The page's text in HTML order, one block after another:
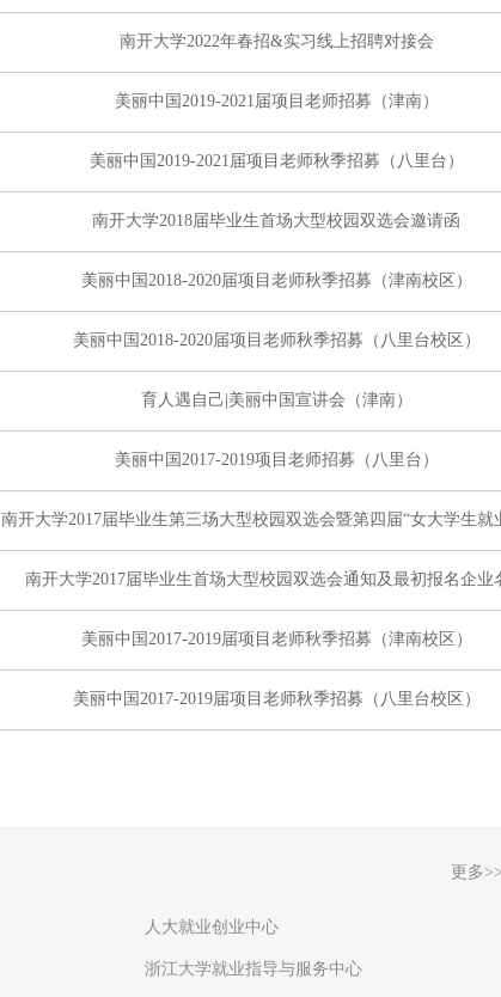
南开大学2022年春招&实习线上招聘对接会
美丽中国2019-2021届项目老师招募（津南）
美丽中国2019-2021届项目老师秋季招募（八里台）
南开大学2018届毕业生首场大型校园双选会邀请函
美丽中国2018-2020届项目老师秋季招募（津南校区）
美丽中国2018-2020届项目老师秋季招募（八里台校区）
育人遇自己|美丽中国宣讲会（津南）
美丽中国2017-2019项目老师招募（八里台）
南开大学2017届毕业生第三场大型校园双选会暨第四届“女大学生
南开大学2017届毕业生首场大型校园双选会通知及最初报名企业
美丽中国2017-2019届项目老师秋季招募（津南校区）
美丽中国2017-2019届项目老师秋季招募（八里台校区）
更多>>
人大就业创业中心
浙江大学就业指导与服务中心